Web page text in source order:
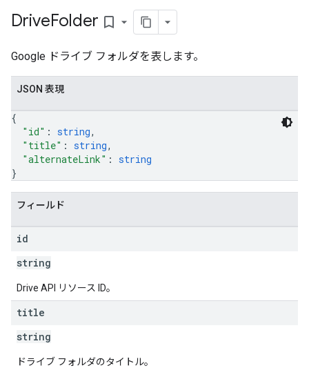
DriveFolder bookmark_border
Google ドライブ フォルダを表します。
JSON 表現
{
"id" : string,
"title" : string,
"alternateLink" : string
}
フィールド
id
string
Drive API リソース ID。
title
string
ドライブ フォルダのタイトル。